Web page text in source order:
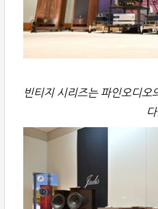
빈티지 시리즈는 파인오디오
다.